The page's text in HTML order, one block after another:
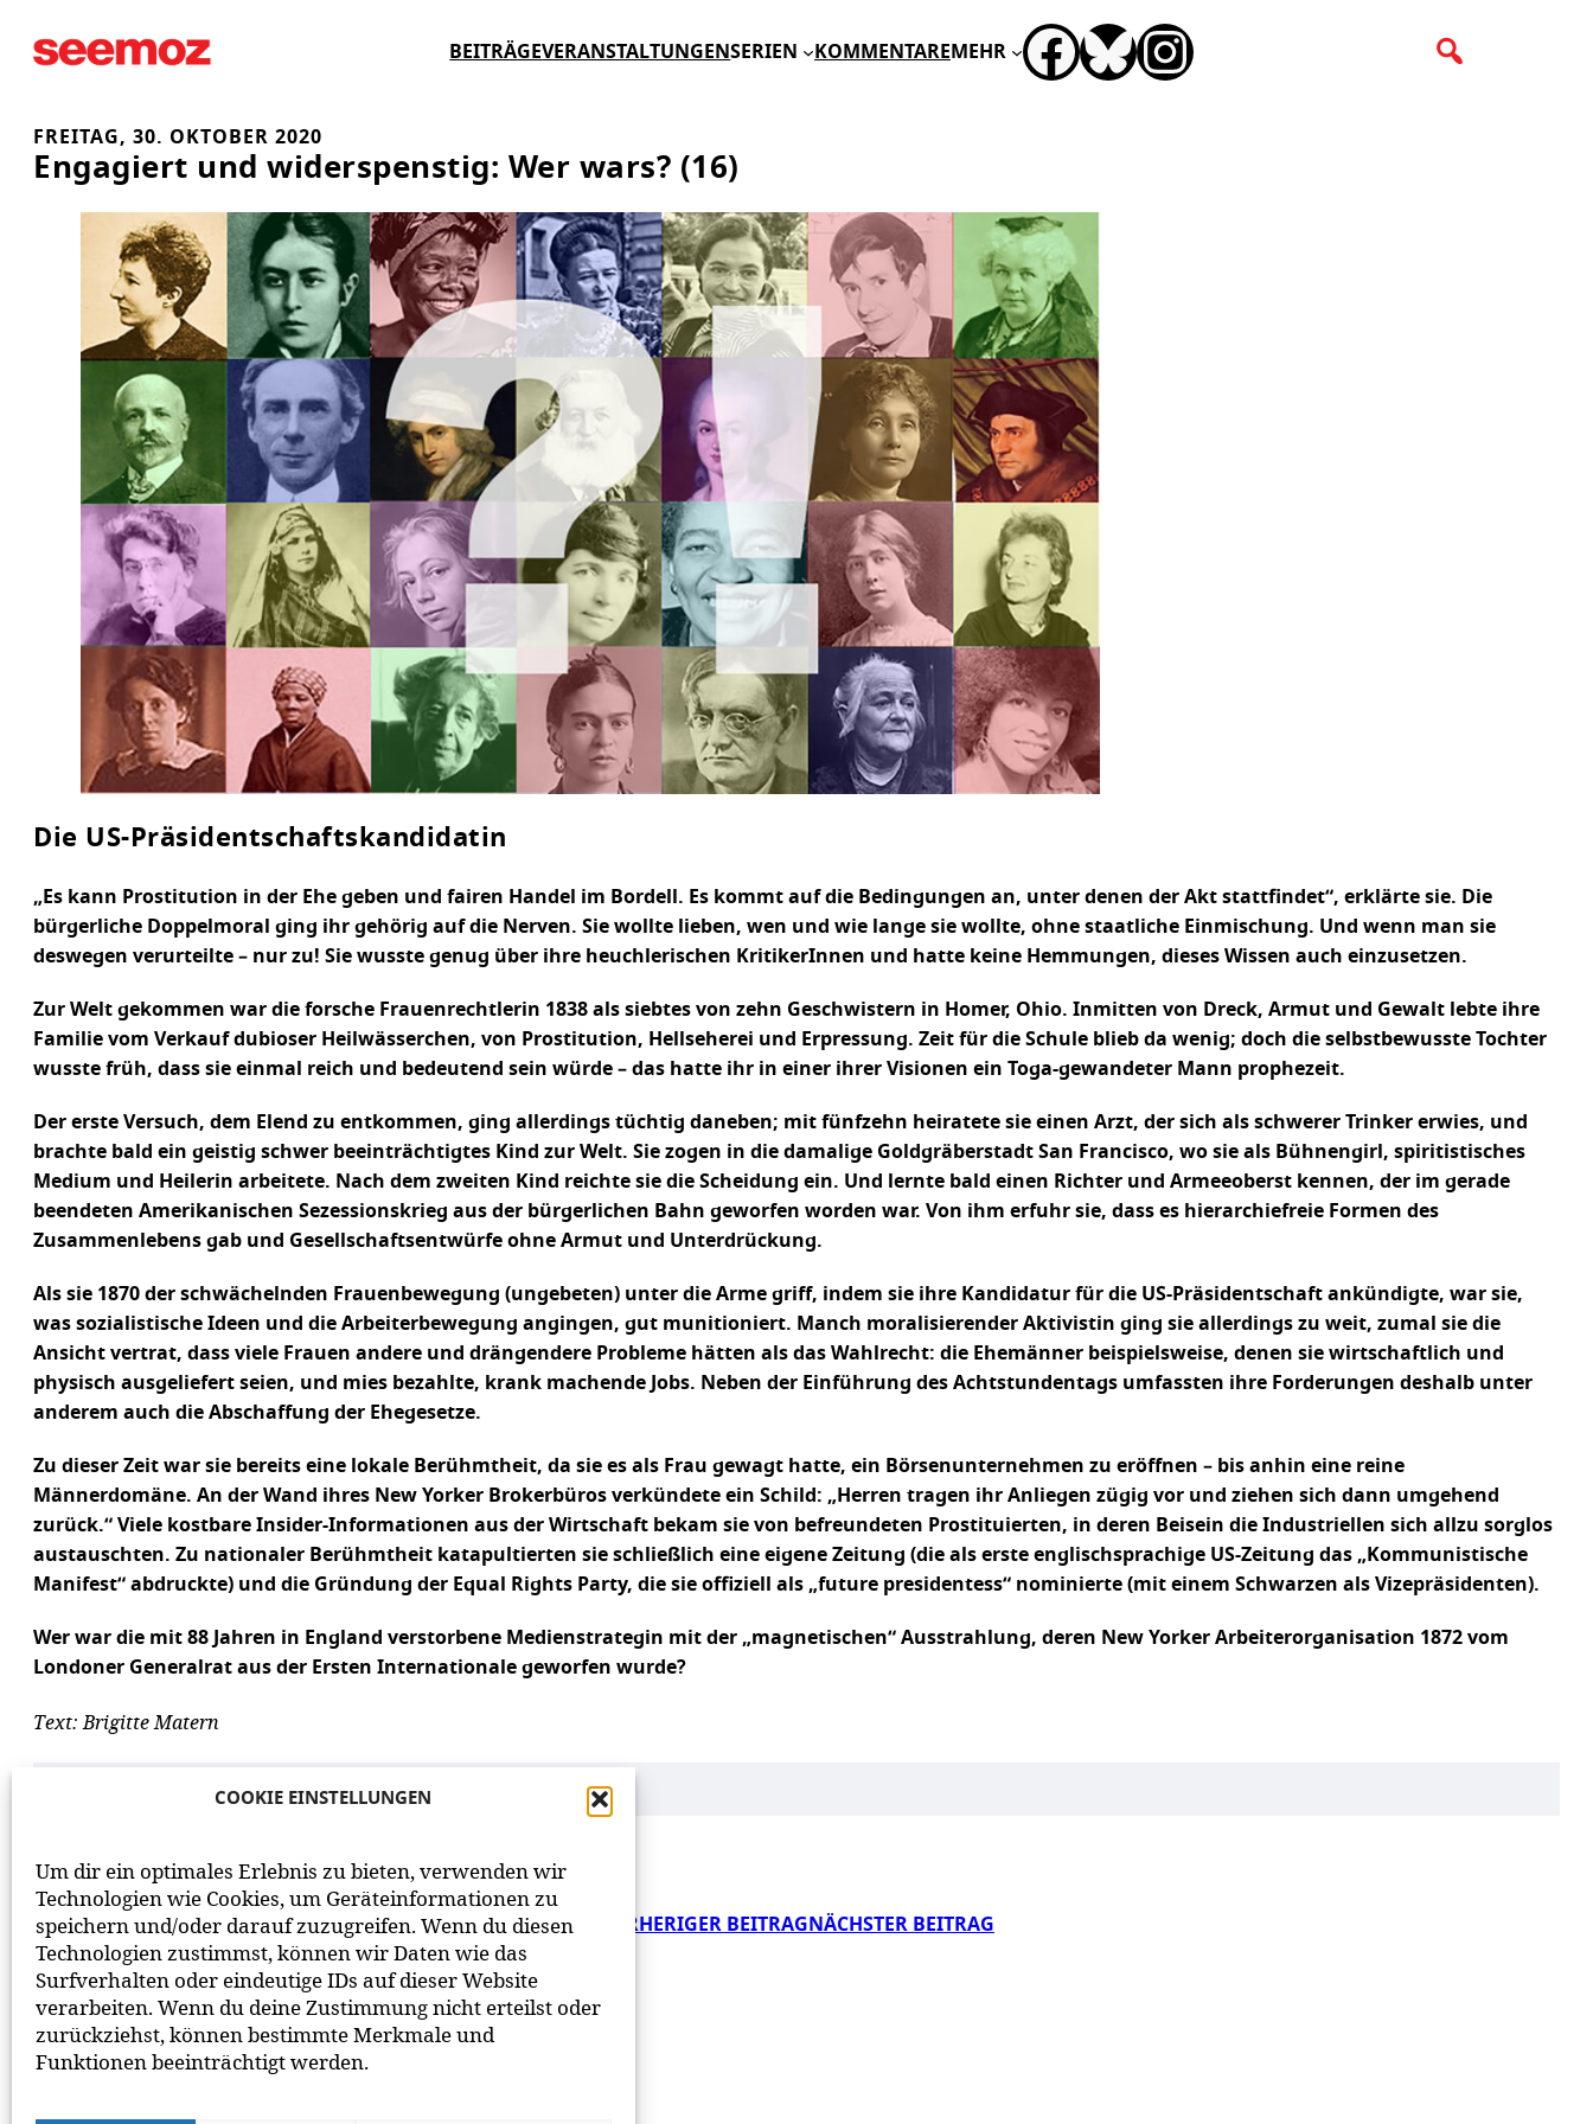
COOKIE EINSTELLUNGEN
Um dir ein optimales Erlebnis zu bieten, verwenden wir
Technologien wie Cookies, um Geräteinformationen zu
speichern und/oder darauf zuzugreifen. Wenn du diesen
Technologien zustimmst, können wir Daten wie das
Surfverhalten oder eindeutige IDs auf dieser Website
verarbeiten. Wenn du deine Zustimmung nicht erteilst oder
zurückziehst, können bestimmte Merkmale und
Funktionen beeinträchtigt werden.
Inhalt
BEITRÄGEVERANSTALTUNGENSERIEN KOMMENTARE MEHR FACEBOOK
BLUESKYINSTAGRAM
FREITAG, 30. OKTOBER 2020
Engagiert und widerspenstig: Wer wars? (16)
Die US-Präsidentschaftskandidatin
„Es kann Prostitution in der Ehe geben und fairen Handel im Bordell. Es kommt auf die Bedingungen an, unter denen der Akt stattfindet“, erklärte sie. Die
bürgerliche Doppelmoral ging ihr gehörig auf die Nerven. Sie wollte lieben, wen und wie lange sie wollte, ohne staatliche Einmischung. Und wenn man sie
deswegen verurteilte – nur zu! Sie wusste genug über ihre heuchlerischen KritikerInnen und hatte keine Hemmungen, dieses Wissen auch einzusetzen.
Zur Welt gekommen war die forsche Frauenrechtlerin 1838 als siebtes von zehn Geschwistern in Homer, Ohio. Inmitten von Dreck, Armut und Gewalt lebte ihre
Familie vom Verkauf dubioser Heilwässerchen, von Prostitution, Hellseherei und Erpressung. Zeit für die Schule blieb da wenig; doch die selbstbewusste Tochter
wusste früh, dass sie einmal reich und bedeutend sein würde – das hatte ihr in einer ihrer Visionen ein Toga-gewandeter Mann prophezeit.
Der erste Versuch, dem Elend zu entkommen, ging allerdings tüchtig daneben; mit fünfzehn heiratete sie einen Arzt, der sich als schwerer Trinker erwies, und
brachte bald ein geistig schwer beeinträchtigtes Kind zur Welt. Sie zogen in die damalige Goldgräberstadt San Francisco, wo sie als Bühnengirl, spiritistisches
Medium und Heilerin arbeitete. Nach dem zweiten Kind reichte sie die Scheidung ein. Und lernte bald einen Richter und Armeeoberst kennen, der im gerade
beendeten Amerikanischen Sezessionskrieg aus der bürgerlichen Bahn geworfen worden war. Von ihm erfuhr sie, dass es hierarchiefreie Formen des
Zusammenlebens gab und Gesellschaftsentwürfe ohne Armut und Unterdrückung.
Als sie 1870 der schwächelnden Frauenbewegung (ungebeten) unter die Arme griff, indem sie ihre Kandidatur für die US-Präsidentschaft ankündigte, war sie,
was sozialistische Ideen und die Arbeiterbewegung angingen, gut munitioniert. Manch moralisierender Aktivistin ging sie allerdings zu weit, zumal sie die
Ansicht vertrat, dass viele Frauen andere und drängendere Probleme hätten als das Wahlrecht: die Ehemänner beispielsweise, denen sie wirtschaftlich und
physisch ausgeliefert seien, und mies bezahlte, krank machende Jobs. Neben der Einführung des Achtstundentags umfassten ihre Forderungen deshalb unter
anderem auch die Abschaffung der Ehegesetze.
Zu dieser Zeit war sie bereits eine lokale Berühmtheit, da sie es als Frau gewagt hatte, ein Börsenunternehmen zu eröffnen – bis anhin eine reine
Männerdomäne. An der Wand ihres New Yorker Brokerbüros verkündete ein Schild: „Herren tragen ihr Anliegen zügig vor und ziehen sich dann umgehend
zurück.“ Viele kostbare Insider-Informationen aus der Wirtschaft bekam sie von befreundeten Prostituierten, in deren Beisein die Industriellen sich allzu sorglos
austauschten. Zu nationaler Berühmtheit katapultierten sie schließlich eine eigene Zeitung (die als erste englischsprachige US-Zeitung das „Kommunistische
Manifest“ abdruckte) und die Gründung der Equal Rights Party, die sie offiziell als „future presidentess“ nominierte (mit einem Schwarzen als Vizepräsidenten).
Wer war die mit 88 Jahren in England verstorbene Medienstrategin mit der „magnetischen“ Ausstrahlung, deren New Yorker Arbeiterorganisation 1872 vom
Londoner Generalrat aus der Ersten Internationale geworfen wurde?
Text: Brigitte Matern
AUFLÖSUNG DES RÄTSELS
VORHERIGER BEITRAG NÄCHSTER BEITRAG